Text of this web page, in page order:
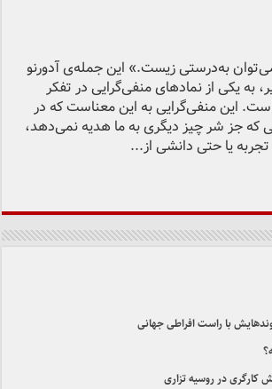
به‌درستی زیست.» این جمله‌ی آدورنو
به یکی از نمادهای منفی‌گرایی در تفکر
این منفی‌گرایی به این معناست که در
که جز شر چیز دیگری به ما هدیه نمی‌دهد،
یا حتی دانشی از...
با راست افراطی جهانی
کارگری در روسیه تزاری